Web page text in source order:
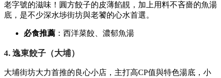
老字號的滋味！圓方餃子的皮薄餡靚， 加上用料不吝嗇的魚湯
底， 是不少深水埗街坊與老饕的心水首選。
必食推薦 ：西洋菜餃、 濃郁魚湯
4. 逸東餃子（大埔）
大埔街坊大力首推的良心小店， 主打高CP值與特色湯底， 小